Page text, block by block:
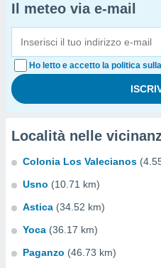
Il meteo via e-mail
Ho letto e accetto la politica
Località nelle
Colonia Los Valecianos
Usno (10.71 km)
Astica (34.52 km)
Yoca (36.17 km)
Paganzo (46.73 km)